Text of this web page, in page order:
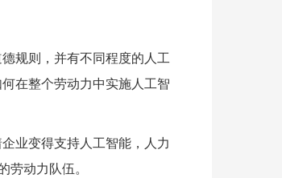
规则，并有不同程度的人工
在整个劳动力中实施人工智
业变得支持人工智能，人力
动力队伍。